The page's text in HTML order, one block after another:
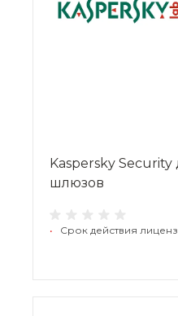
Kaspersky Security
шлюзов
• Срок действия